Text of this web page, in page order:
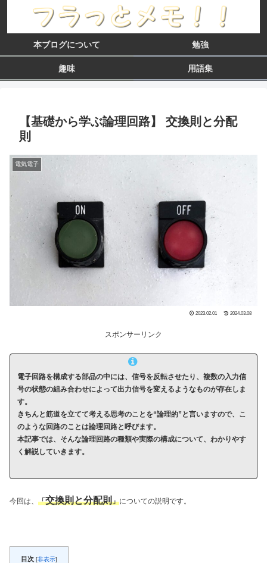
本ブログについて 勉強
趣味 用語集
【基礎から学ぶ論理回路】 交換則と分配
則
電気電子
2023.02.01 2024.03.08
スポンサーリンク
電子回路を構成する部品の中には、信号を反転させたり、複数の入力信
号の状態の組み合わせによって出力信号を変えるようなものが存在しま
す。
きちんと筋道を立てて考える思考のことを“論理的”と言いますので、こ
のような回路のことは論理回路と呼びます。
本記事では、そんな論理回路の種類や実際の構成について、わかりやす
く解説していきます。
今回は、 「交換則と分配則」についての説明です。
目次 [非表示]